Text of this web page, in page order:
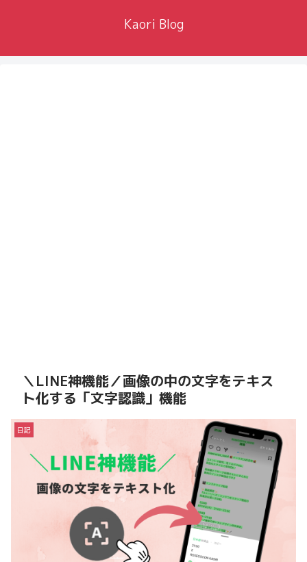
Kaori Blog
＼LINE神機能／画像の中の文字をテキス
ト化する「文字認識」機能
日記